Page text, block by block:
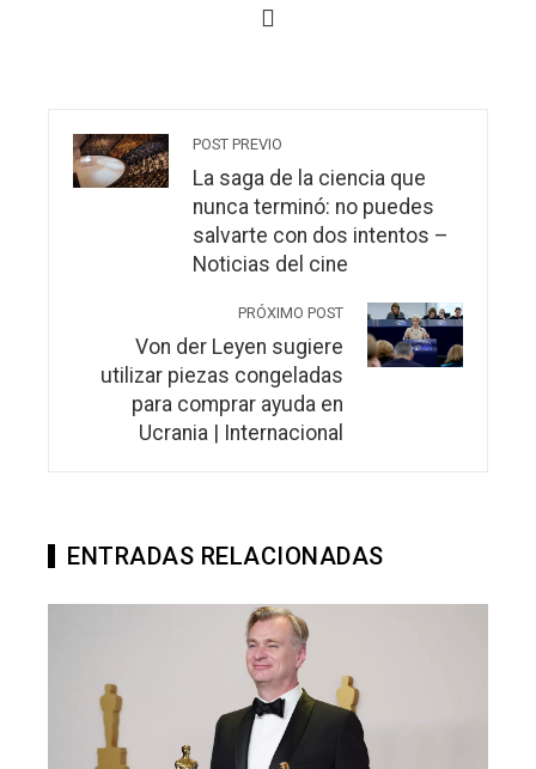
POST PREVIO
La saga de la ciencia que
nunca terminó: no puedes
salvarte con dos intentos –
Noticias del cine
PRÓXIMO POST
Von der Leyen sugiere
utilizar piezas congeladas
para comprar ayuda en
Ucrania | Internacional
ENTRADAS RELACIONADAS